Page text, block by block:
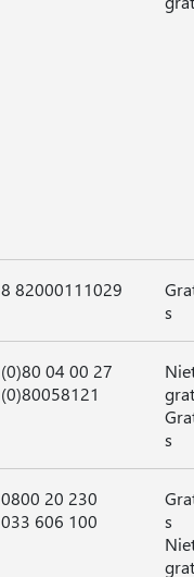
8 82000111029
s
(0)80 04 00 27
(0)80058121
s
0800 20 230
033 606 100
s